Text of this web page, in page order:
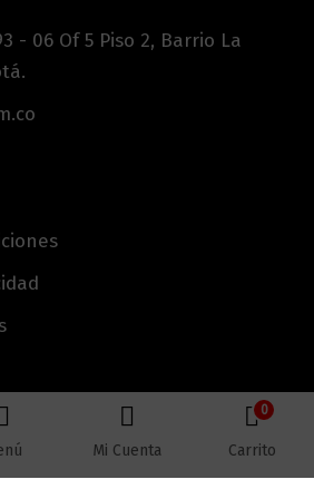
- 06 Of 5 Piso 2, Barrio La
reservados © 2026 Lectores.co |
Mi Cuenta
0
Carrito